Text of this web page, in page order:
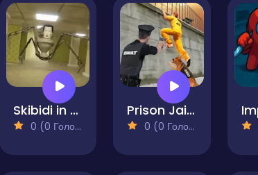
Skibidi in the Backrooms
0 (0 Голосів)
Prison Jail Escaping Game
0 (0 Голосів)